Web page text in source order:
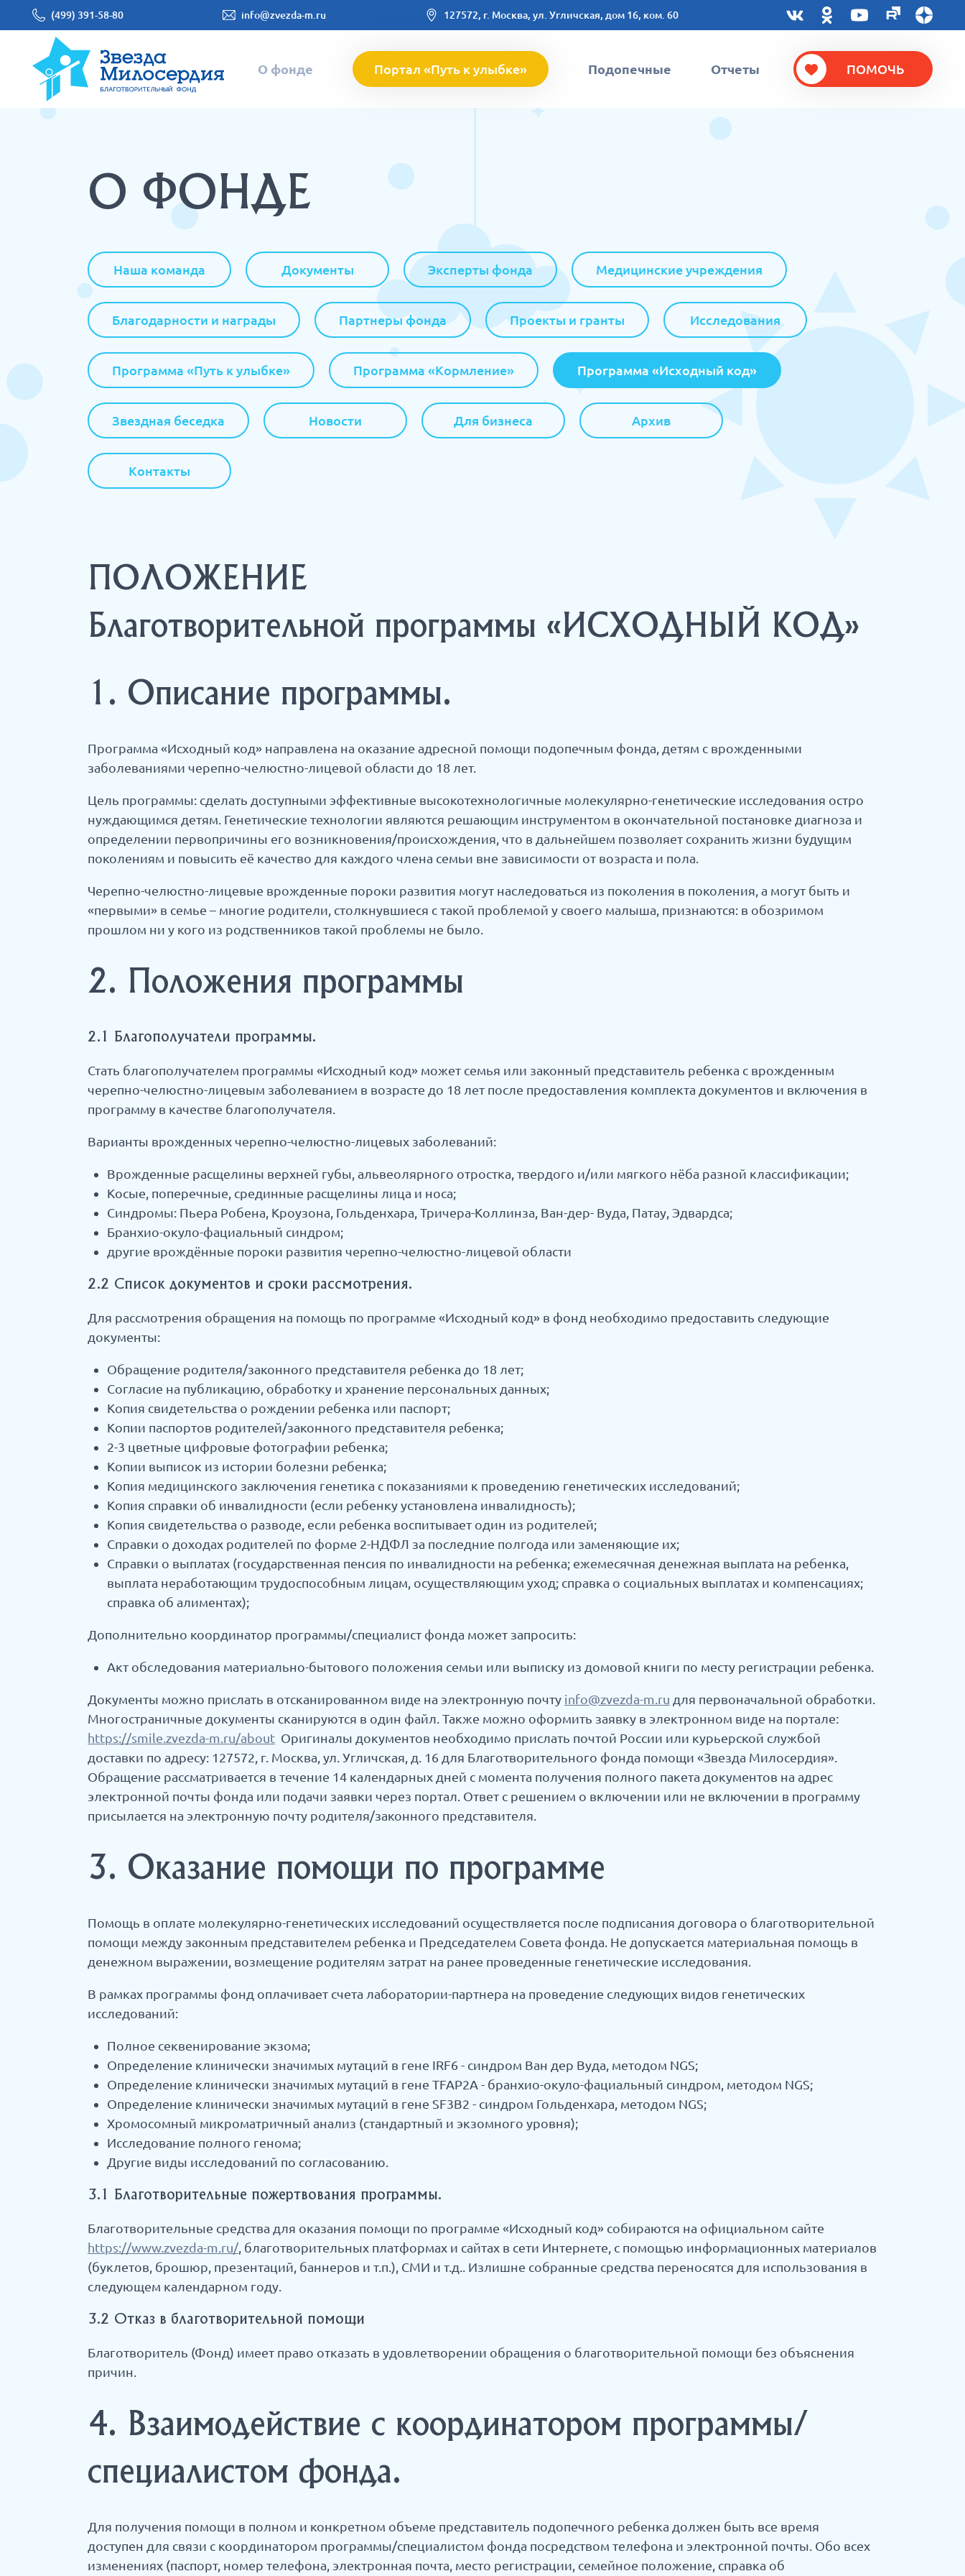
(499) 391-58-80 info@zvezda-m.ru 127572, г. Москва, ул. Угличская, дом 16, ком. 60
О фонде Портал «Путь к улыбке» Подопечные Отчеты ПОМОЧЬ
О ФОНДЕ
Наша команда Документы Эксперты фонда Медицинские учреждения
Благодарности и награды Партнеры фонда Проекты и гранты Исследования
Программа «Путь к улыбке» Программа «Кормление» Программа «Исходный код»
Звездная беседка Новости Для бизнеса Архив
Контакты
ПОЛОЖЕНИЕ
Благотворительной программы «ИСХОДНЫЙ КОД»
1. Описание программы.
Программа «Исходный код» направлена на оказание адресной помощи подопечным фонда, детям с врожденными
заболеваниями черепно-челюстно-лицевой области до 18 лет.
Цель программы: сделать доступными эффективные высокотехнологичные молекулярно-генетические исследования остро
нуждающимся детям. Генетические технологии являются решающим инструментом в окончательной постановке диагноза и
определении первопричины его возникновения/происхождения, что в дальнейшем позволяет сохранить жизни будущим
поколениям и повысить её качество для каждого члена семьи вне зависимости от возраста и пола.
Черепно-челюстно-лицевые врожденные пороки развития могут наследоваться из поколения в поколения, а могут быть и
«первыми» в семье – многие родители, столкнувшиеся с такой проблемой у своего малыша, признаются: в обозримом
прошлом ни у кого из родственников такой проблемы не было.
2. Положения программы
2.1 Благополучатели программы.
Стать благополучателем программы «Исходный код» может семья или законный представитель ребенка с врожденным
черепно-челюстно-лицевым заболеванием в возрасте до 18 лет после предоставления комплекта документов и включения в
программу в качестве благополучателя.
Варианты врожденных черепно-челюстно-лицевых заболеваний:
Врожденные расщелины верхней губы, альвеолярного отростка, твердого и/или мягкого нёба разной классификации;
Косые, поперечные, срединные расщелины лица и носа;
Синдромы: Пьера Робена, Кроузона, Гольденхара, Тричера-Коллинза, Ван-дер- Вуда, Патау, Эдвардса;
Бранхио-окуло-фациальный синдром;
другие врождённые пороки развития черепно-челюстно-лицевой области
2.2 Список документов и сроки рассмотрения.
Для рассмотрения обращения на помощь по программе «Исходный код» в фонд необходимо предоставить следующие
документы:
Обращение родителя/законного представителя ребенка до 18 лет;
Согласие на публикацию, обработку и хранение персональных данных;
Копия свидетельства о рождении ребенка или паспорт;
Копии паспортов родителей/законного представителя ребенка;
2-3 цветные цифровые фотографии ребенка;
Копии выписок из истории болезни ребенка;
Копия медицинского заключения генетика с показаниями к проведению генетических исследований;
Копия справки об инвалидности (если ребенку установлена инвалидность);
Копия свидетельства о разводе, если ребенка воспитывает один из родителей;
Справки о доходах родителей по форме 2-НДФЛ за последние полгода или заменяющие их;
Справки о выплатах (государственная пенсия по инвалидности на ребенка; ежемесячная денежная выплата на ребенка,
выплата неработающим трудоспособным лицам, осуществляющим уход; справка о социальных выплатах и компенсациях;
справка об алиментах);
Дополнительно координатор программы/специалист фонда может запросить:
Акт обследования материально-бытового положения семьи или выписку из домовой книги по месту регистрации ребенка.
Документы можно прислать в отсканированном виде на электронную почту info@zvezda-m.ru для первоначальной обработки.
Многостраничные документы сканируются в один файл. Также можно оформить заявку в электронном виде на портале:
https://smile.zvezda-m.ru/about Оригиналы документов необходимо прислать почтой России или курьерской службой
доставки по адресу: 127572, г. Москва, ул. Угличская, д. 16 для Благотворительного фонда помощи «Звезда Милосердия».
Обращение рассматривается в течение 14 календарных дней с момента получения полного пакета документов на адрес
электронной почты фонда или подачи заявки через портал. Ответ с решением о включении или не включении в программу
присылается на электронную почту родителя/законного представителя.
3. Оказание помощи по программе
Помощь в оплате молекулярно-генетических исследований осуществляется после подписания договора о благотворительной
помощи между законным представителем ребенка и Председателем Совета фонда. Не допускается материальная помощь в
денежном выражении, возмещение родителям затрат на ранее проведенные генетические исследования.
В рамках программы фонд оплачивает счета лаборатории-партнера на проведение следующих видов генетических
исследований:
Полное секвенирование экзома;
Определение клинически значимых мутаций в гене IRF6 - синдром Ван дер Вуда, методом NGS;
Определение клинически значимых мутаций в гене TFAP2A - бранхио-окуло-фациальный синдром, методом NGS;
Определение клинически значимых мутаций в гене SF3B2 - синдром Гольденхара, методом NGS;
Хромосомный микроматричный анализ (стандартный и экзомного уровня);
Исследование полного генома;
Другие виды исследований по согласованию.
3.1 Благотворительные пожертвования программы.
Благотворительные средства для оказания помощи по программе «Исходный код» собираются на официальном сайте
https://www.zvezda-m.ru/, благотворительных платформах и сайтах в сети Интернете, с помощью информационных материалов
(буклетов, брошюр, презентаций, баннеров и т.п.), СМИ и т.д.. Излишне собранные средства переносятся для использования в
следующем календарном году.
3.2 Отказ в благотворительной помощи
Благотворитель (Фонд) имеет право отказать в удовлетворении обращения о благотворительной помощи без объяснения
причин.
4. Взаимодействие с координатором программы/
специалистом фонда.
Для получения помощи в полном и конкретном объеме представитель подопечного ребенка должен быть все время
доступен для связи с координатором программы/специалистом фонда посредством телефона и электронной почты. Обо всех
изменениях (паспорт, номер телефона, электронная почта, место регистрации, семейное положение, справка об